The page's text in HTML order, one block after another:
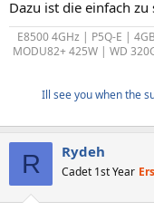
Dazu ist die einfach zu
E8500 4GHz | P5Q-E |
MODU82+ 425W | WD
Ill see you when the
R Rydeh
Cadet 1st Year